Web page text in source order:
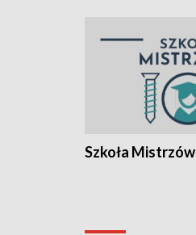
Szkoła Mistrzów